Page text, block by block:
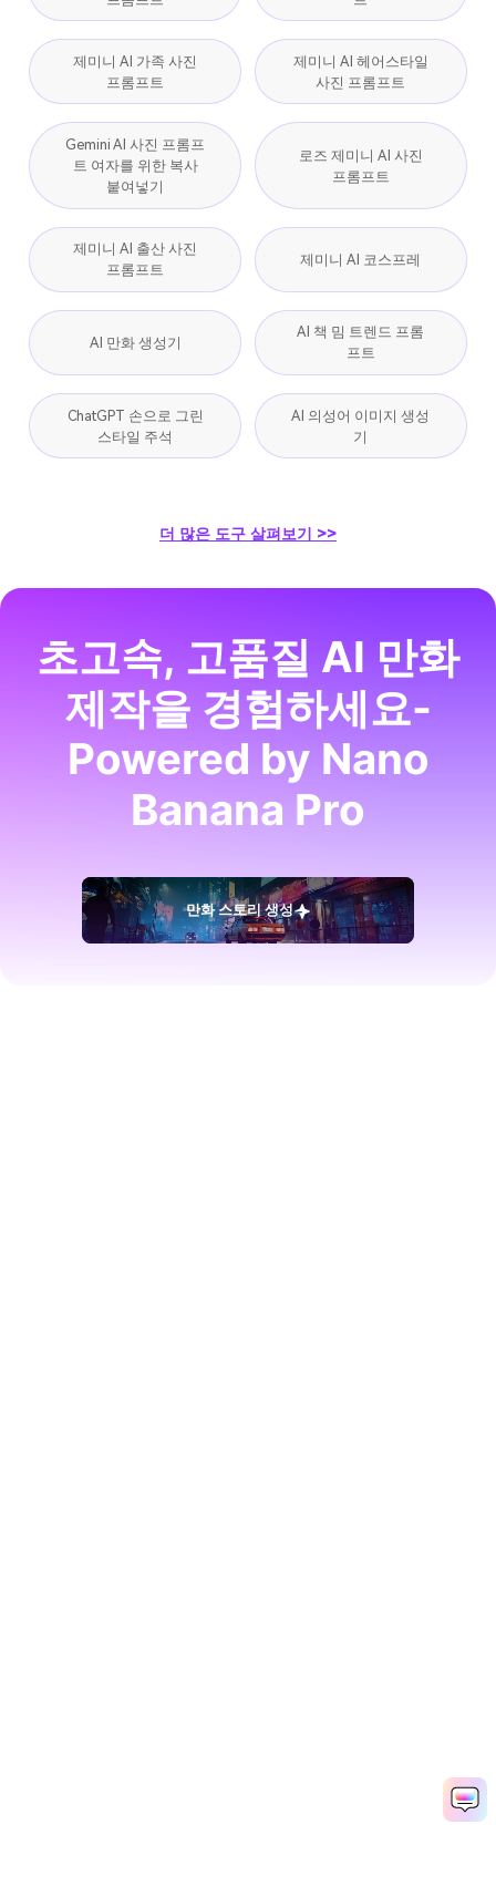
제미니 AI 가족 사진
프롬프트
제미니 AI 헤어스타일
사진 프롬프트
Gemini AI 사진 프롬프
트 여자를 위한 복사
붙여넣기
로즈 제미니 AI 사진
프롬프트
제미니 AI 출산 사진
프롬프트
제미니 AI 코스프레
AI 만화 생성기
AI 책 밈 트렌드 프롬
프트
ChatGPT 손으로 그린
스타일 주석
AI 의성어 이미지 생성
기
더 많은 도구 살펴보기 >>
초고속, 고품질 AI 만화
제작을 경험하세요-
Powered by Nano
Banana Pro
만화 스토리 생성